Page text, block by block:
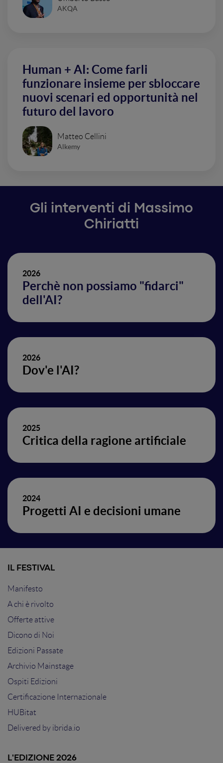
AKQA
Human + AI: Come farli
funzionare insieme per sbloccare
nuovi scenari ed opportunità nel
futuro del lavoro
Matteo Cellini
Alkemy
Gli interventi di Massimo
Chiriatti
2026
Perchè non possiamo "fidarci"
dell'AI?
2026
Dov'e l'AI?
2025
Critica della ragione artificiale
2024
Progetti AI e decisioni umane
IL FESTIVAL
Manifesto
A chi è rivolto
Offerte attive
Dicono di Noi
Edizioni Passate
Archivio Mainstage
Ospiti Edizioni
Certificazione Internazionale
HUBitat
Delivered by ibrida.io
L'EDIZIONE 2026